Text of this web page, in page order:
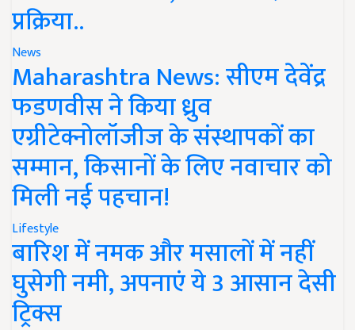
प्रक्रिया..
News
Maharashtra News: सीएम देवेंद्र
फडणवीस ने किया ध्रुव
एग्रीटेक्नोलॉजीज के संस्थापकों का
सम्मान, किसानों के लिए नवाचार को
मिली नई पहचान!
Lifestyle
बारिश में नमक और मसालों में नहीं
घुसेगी नमी, अपनाएं ये 3 आसान देसी
ट्रिक्स